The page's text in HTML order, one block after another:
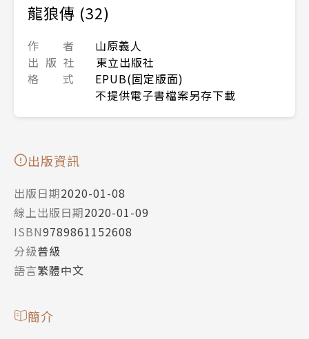
龍狼傳 (32)
作 者
山原義人
出 版 社
東立出版社
格 式
EPUB(固定版面)
不提供電子書檔案另存下載
出版資訊
出版日期2020-01-08
線上出版日期2020-01-09
ISBN9789861152608
分級普級
語言繁體中文
簡介